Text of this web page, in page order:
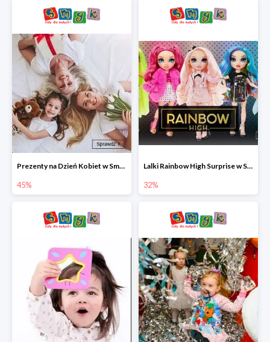
Prezenty na Dzień Kobiet w Smyku do -45%
45%
Lalki Rainbow High Surprise w Smyku do -35%
32%